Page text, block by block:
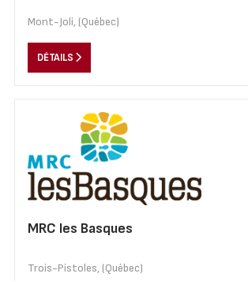
Mont-Joli, (Québec)
DÉTAILS
MRC les Basques
Trois-Pistoles, (Québec)